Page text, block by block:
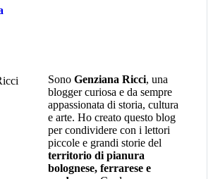
Sono Genziana Ricci, una
blogger curiosa e da sempre
appassionata di storia, cultura
e arte. Ho creato questo blog
per condividere con i lettori
piccole e grandi storie del
territorio di pianura
bolognese, ferrarese e